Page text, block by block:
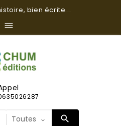
bien écrite...
